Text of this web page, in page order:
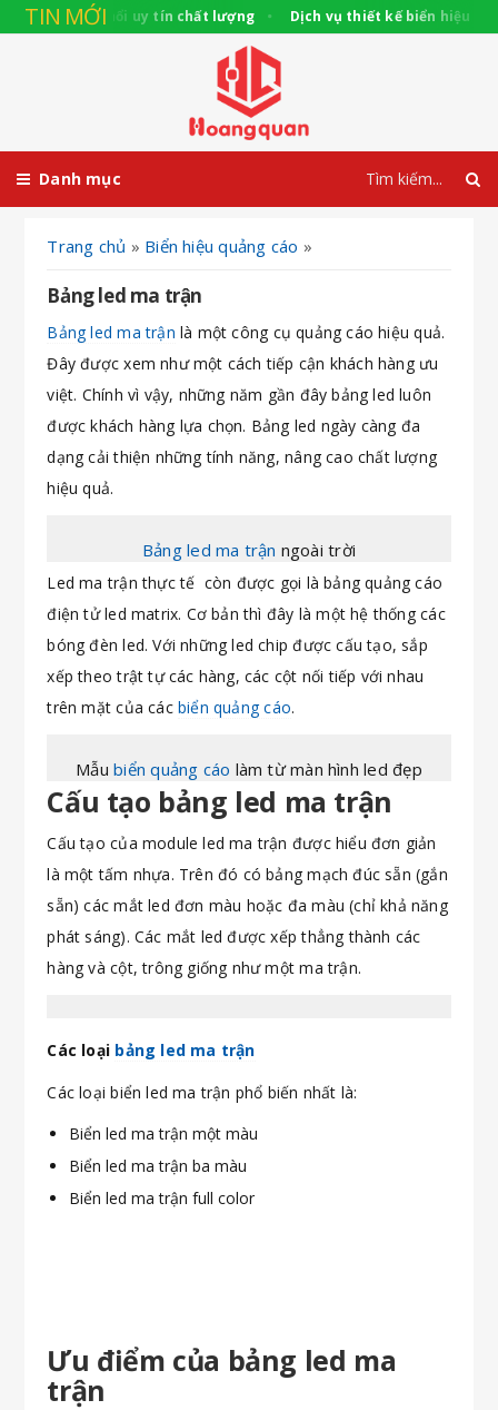
TIN MỚI
kế biển chữ nổi uy tín chất lượng Dịch vụ thiết kế biển hiệu 3M
Danh mục
Trang chủ » Biển hiệu quảng cáo »
Bảng led ma trận
Bảng led ma trận là một công cụ quảng cáo hiệu quả.
Đây được xem như một cách tiếp cận khách hàng ưu
việt. Chính vì vậy, những năm gần đây bảng led luôn
được khách hàng lựa chọn. Bảng led ngày càng đa
dạng cải thiện những tính năng, nâng cao chất lượng
hiệu quả.
Bảng led ma trận ngoài trời
Led ma trận thực tế còn được gọi là bảng quảng cáo
điện tử led matrix. Cơ bản thì đây là một hệ thống các
bóng đèn led. Với những led chip được cấu tạo, sắp
xếp theo trật tự các hàng, các cột nối tiếp với nhau
trên mặt của các biển quảng cáo.
Mẫubiển quảng cáo làm từ màn hình led đẹp
Cấu tạo bảng led ma trận
Cấu tạo của module led ma trận được hiểu đơn giản
là một tấm nhựa. Trên đó có bảng mạch đúc sẵn (gắn
sẵn) các mắt led đơn màu hoặc đa màu (chỉ khả năng
phát sáng). Các mắt led được xếp thẳng thành các
hàng và cột, trông giống như một ma trận.
Các loại bảng led ma trận
Các loại biển led ma trận phổ biến nhất là:
Biển led ma trận một màu
Biển led ma trận ba màu
Biển led ma trận full color
Ưu điểm của bảng led ma
trận